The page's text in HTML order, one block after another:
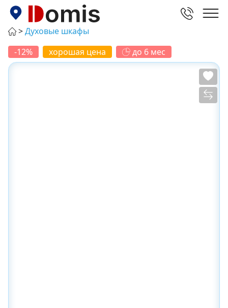
Духовые шкафы
-12%
хорошая цена до 6 мес